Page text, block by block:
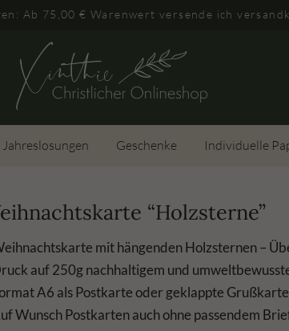
Ab 75,00 € Warenwert versende ich
Jahreslosungen Geschenke Individuelle
“Holzsterne”
mit hängenden Holzsternen –
auf 250g nachhaltigem und
A6 als Postkarte oder geklappte Grußkarte
Wunsch Postkarten auch ohne passendem